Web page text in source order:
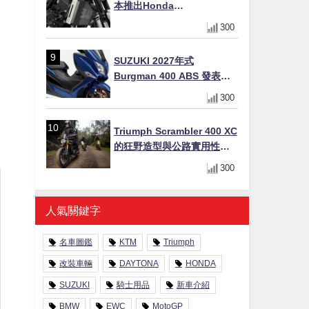
本推出Honda
CB1000F/CB1000 HORNET
專用水箱護網，六角網紋設
300
SUZUKI 2027年式
Burgman 400 ABS 發表！
8/18日本上市、支援E10汽油
售價98萬100日圓
300
Triumph Scrambler 400 XC
的狂野造型與公路實用性的
300
人氣關鍵字
名車圖鑑 KTM Triumph
改裝車輛 DAYTONA HONDA
SUZUKI 騎士用品 新車介紹
BMW EWC MotoGP